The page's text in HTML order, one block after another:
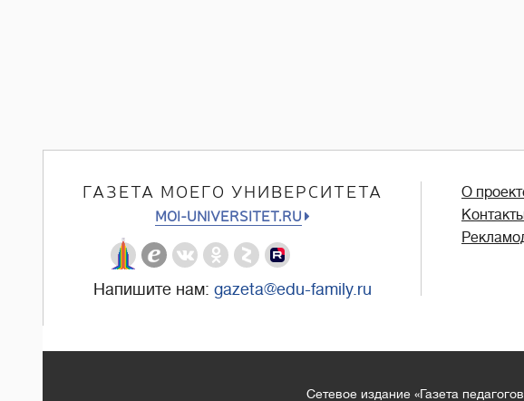
ГАЗЕТА МОЕГО УНИВЕРСИТЕТА
MOI-UNIVERSITET.RU
Напишите нам: gazeta@edu-family.ru
О
Сетевое издание «Газета